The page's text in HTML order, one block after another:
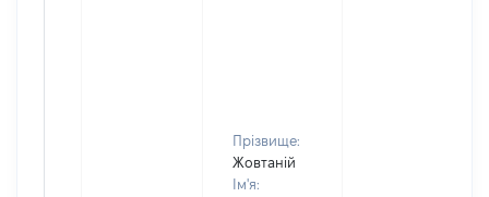
Прізвище:
Жовтаній
Ім'я: